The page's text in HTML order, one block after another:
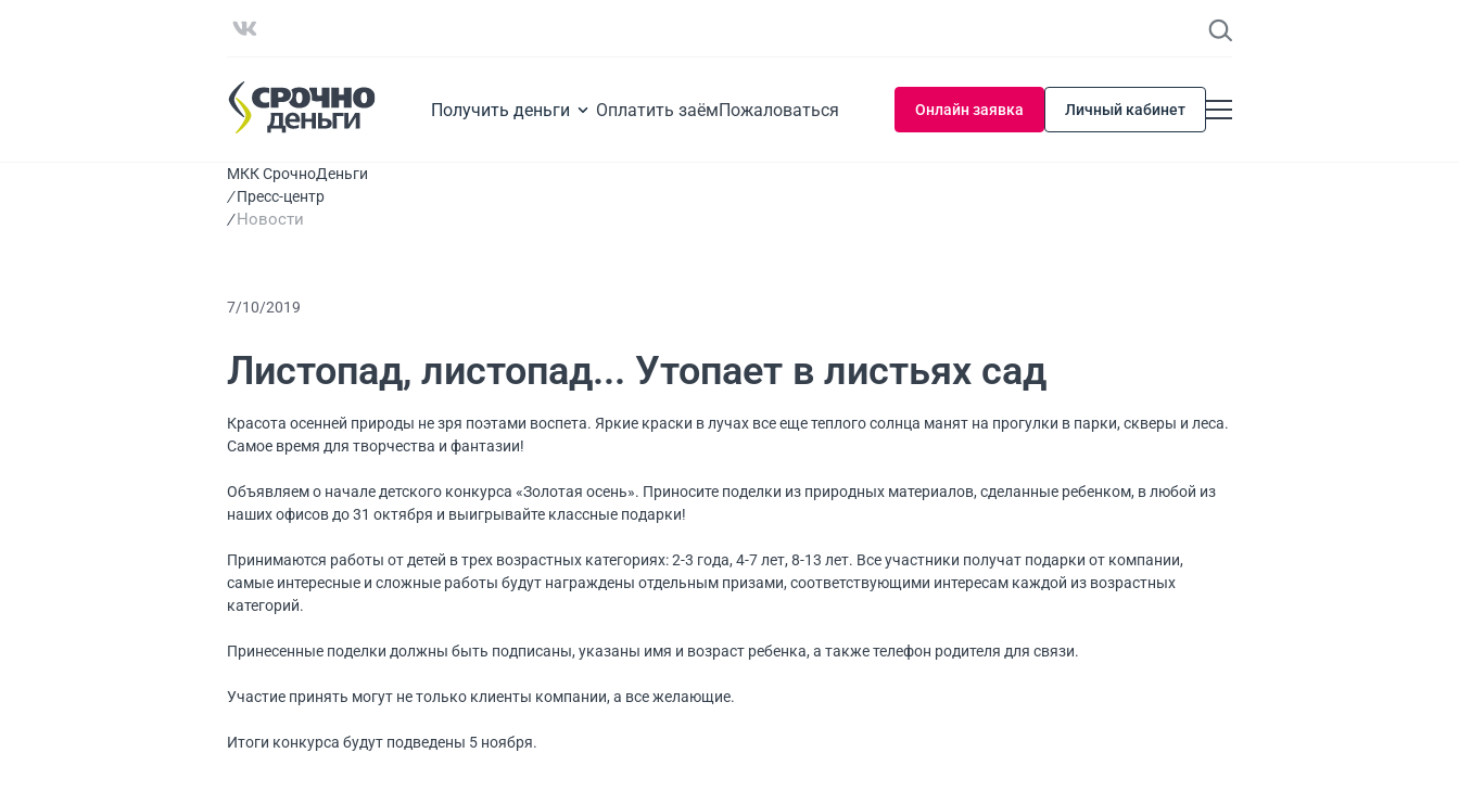
Получить деньги Оплатить заёмПожаловаться Онлайн заявка Личный кабинет
МКК СрочноДеньги
Пресс-центр
Новости
7/10/2019
Листопад, листопад... Утопает в листьях сад
Красота осенней природы не зря поэтами воспета. Яркие краски в лучах все еще теплого солнца манят на прогулки в парки, скверы и леса.
Самое время для творчества и фантазии!
Объявляем о начале детского конкурса «Золотая осень». Приносите поделки из природных материалов, сделанные ребенком, в любой из
наших офисов до 31 октября и выигрывайте классные подарки!
Принимаются работы от детей в трех возрастных категориях: 2-3 года, 4-7 лет, 8-13 лет. Все участники получат подарки от компании,
самые интересные и сложные работы будут награждены отдельным призами, соответствующими интересам каждой из возрастных
категорий.
Принесенные поделки должны быть подписаны, указаны имя и возраст ребенка, а также телефон родителя для связи.
Участие принять могут не только клиенты компании, а все желающие.
Итоги конкурса будут подведены 5 ноября.